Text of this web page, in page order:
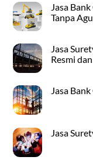
Jasa
Tanpa
Jasa
Resmi
Jasa
Jasa